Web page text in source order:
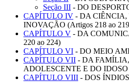
Seção III - DO
CAPÍTULO IV - DA CIÊNCIA,
INOVAÇÃO (Artigos 218 ao
CAPÍTULO V - DA
220 ao 224)
CAPÍTULO VI - DO MEIO
CAPÍTULO VII - DA
ADOLESCENTE E DO IDOSO
CAPÍTULO VIII - DOS